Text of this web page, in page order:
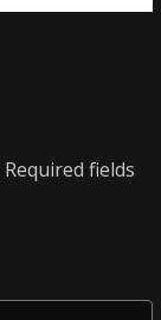
Required fields